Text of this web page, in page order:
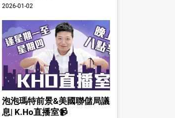
2026-01-02
泡泡瑪特前景&美國聯儲局議
息| K.Ho直播室📹